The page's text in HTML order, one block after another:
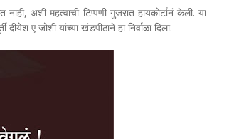
अशी महत्वाची टिप्पणी गुजरात हायकोर्टानं केली. या
ए जोशी यांच्या खंडपीठाने हा निर्वाळा दिला.